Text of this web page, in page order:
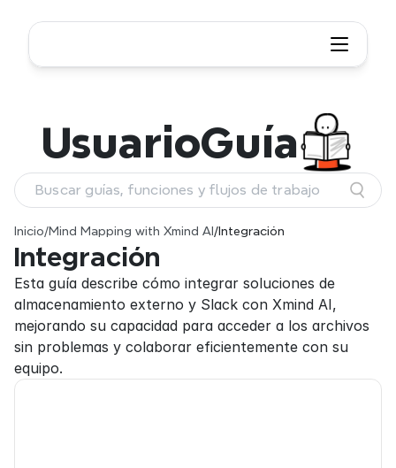
Inicio/Mind Mapping with Xmind AI / Integración
Integración
Esta guía describe cómo integrar soluciones de
almacenamiento externo y Slack con Xmind AI,
mejorando su capacidad para acceder a los archivos
sin problemas y colaborar eficientemente con su
equipo.
UsuarioGuía
Buscar guías, funciones y flujos de trabajo